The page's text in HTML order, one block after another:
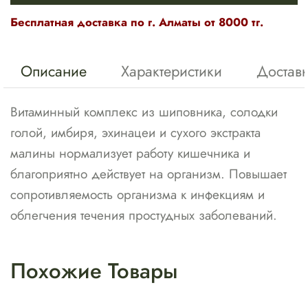
Бесплатная доставка по г. Алматы от 8000 тг.
Описание Характеристики
Витаминный комплекс из шиповника, солодки
голой, имбиря, эхинацеи и сухого экстракта
малины нормализует работу кишечника и
благоприятно действует на организм. Повышает
сопротивляемость организма к инфекциям и
облегчения течения простудных заболеваний.
Похожие Товары